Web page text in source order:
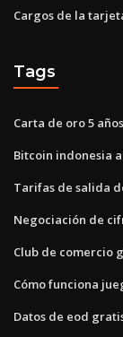
Cargos de la
Tags
Carta de oro 5 años
Bitcoin indonesia
Tarifas de salida
Negociación de
Club de comercio
Cómo funciona
Datos de eod